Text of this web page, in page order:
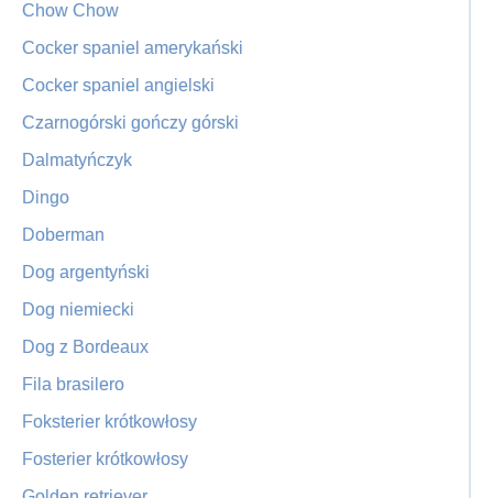
Chow Chow
Cocker spaniel amerykański
Cocker spaniel angielski
Czarnogórski gończy górski
Dalmatyńczyk
Dingo
Doberman
Dog argentyński
Dog niemiecki
Dog z Bordeaux
Fila brasilero
Foksterier krótkowłosy
Fosterier krótkowłosy